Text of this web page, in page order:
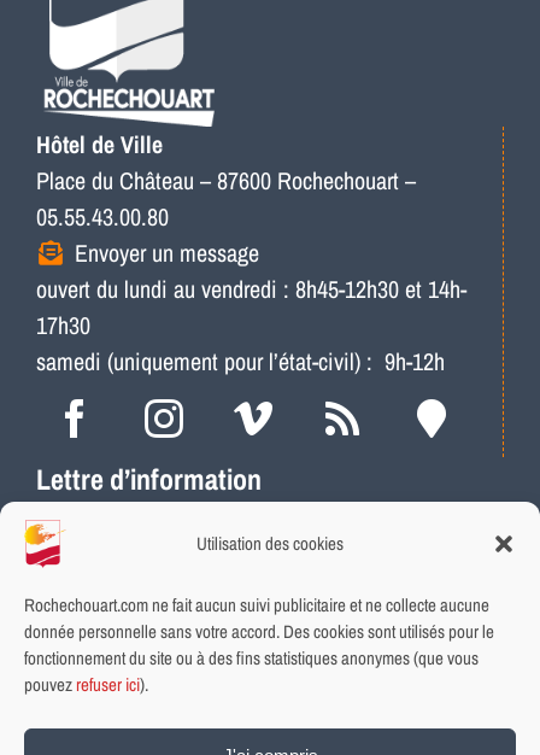
Utilisation des cookies
Rochechouart.com ne fait aucun suivi publicitaire et ne collecte aucune
donnée personnelle sans votre accord. Des cookies sont utilisés pour le
fonctionnement du site ou à des fins statistiques anonymes (que vous
pouvezrefuser ici).
Hôtel de Ville
Place du Château – 87600 Rochechouart –
05.55.43.00.80
Envoyer un message
ouvert du lundi au vendredi : 8h45-12h30 et 14h-
17h30
samedi (uniquement pour l’état-civil) : 9h-12h
Lettre d’information
Actus, météo, travaux…
Ne ratez plus les infos locales
Abonnement rapide et gratuit
INSCRIVEZ-VOUS
Aide et accessibilité |